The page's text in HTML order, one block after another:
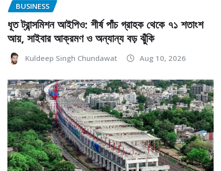
BUSINESS
ধূত ট্রান্সমিশন আইপিও: শীর্ষ পাঁচ গ্রাহক থেকে ৭১ শতাংশ
আয়, সাইবার আক্রমণ ও অন্যান্য বড় ঝুঁকি
Kuldeep Singh Chundawat Aug 10, 2026